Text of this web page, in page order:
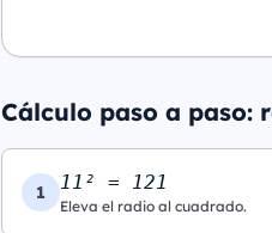
Cálculo paso a paso:
1 11² = 121
Eleva el radio al cuadrado.